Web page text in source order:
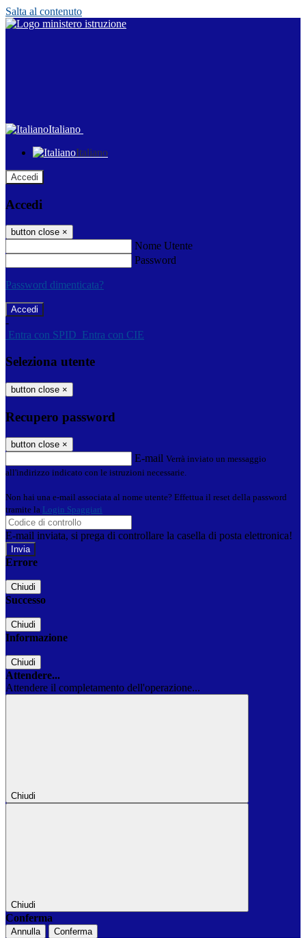
Salta al contenuto
Italiano
Italiano
Accedi
Accedi
button close ×
Nome Utente
Password
Password dimenticata?
-
Entra con SPID Entra con CIE
Seleziona utente
button close ×
Recupero password
button close ×
E-mail Verrà inviato un messaggio
all'indirizzo indicato con le istruzioni necessarie.
Non hai una e-mail associata al nome utente? Effettua il reset della password
tramite la Login Spaggiari
E-mail inviata, si prega di controllare la casella di posta elettronica!
Errore
Chiudi
Successo
Chiudi
Informazione
Chiudi
Attendere...
Attendere il completamento dell'operazione...
Chiudi
Chiudi
Conferma
Annulla Conferma